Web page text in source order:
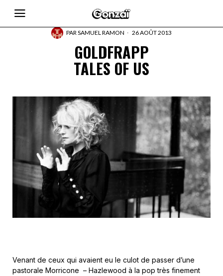
PARSAMUEL RAMON 26 AOÛT 2013
GOLDFRAPP
TALES OF US
Venant de ceux qui avaient eu le culot de passer d’une
pastorale Morricone – Hazlewood à la pop très finement